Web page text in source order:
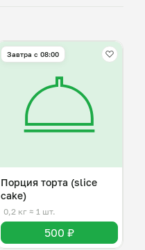
Завтра c 08:00
Порция торта (slice
cake)
0,2 кг ≈ 1 шт.
500 ₽